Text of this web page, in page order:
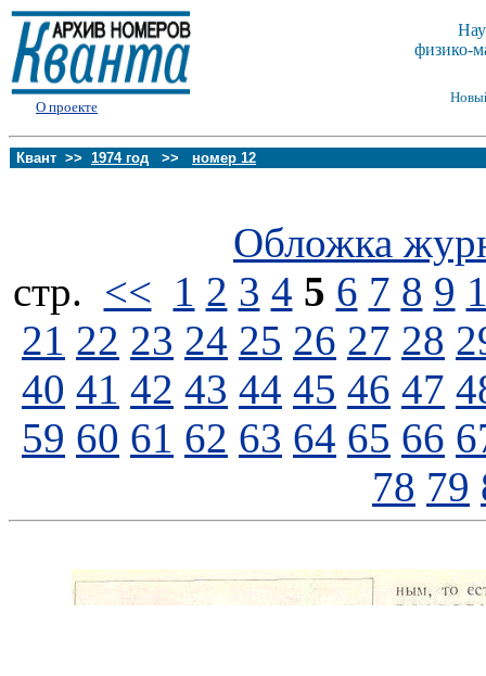
О проекте
физико-
Квант >> 1974 год >> номер 12
Обложка
стp. << 1 2 3 4 5 6 7 8 9
21 22 23 24 25 26 27 28
40 41 42 43 44 45 46 47
59 60 61 62 63 64 65 66
78 79